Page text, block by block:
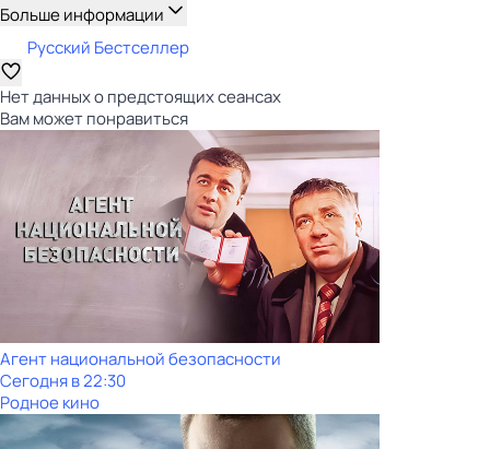
Больше информации
Русский Бестселлер
Нет данных о предстоящих сеансах
Вам может понравиться
Агент национальной безопасности
Сегодня в 22:30
Родное кино